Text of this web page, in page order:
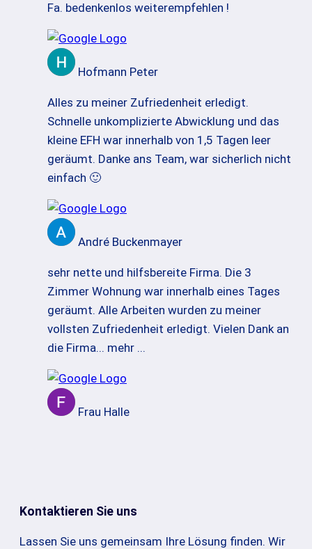
Fa. bedenkenlos weiterempfehlen !
Hofmann Peter
Alles zu meiner Zufriedenheit erledigt.
Schnelle unkomplizierte Abwicklung und das
kleine EFH war innerhalb von 1,5 Tagen leer
geräumt. Danke ans Team, war sicherlich nicht
einfach 🙂
André Buckenmayer
sehr nette und hilfsbereite Firma. Die 3
Zimmer Wohnung war innerhalb eines Tages
geräumt. Alle Arbeiten wurden zu meiner
vollsten Zufriedenheit erledigt. Vielen Dank an
die Firma... mehr ...
Frau Halle
Kontaktieren Sie uns
Lassen Sie uns gemeinsam Ihre Lösung finden. Wir